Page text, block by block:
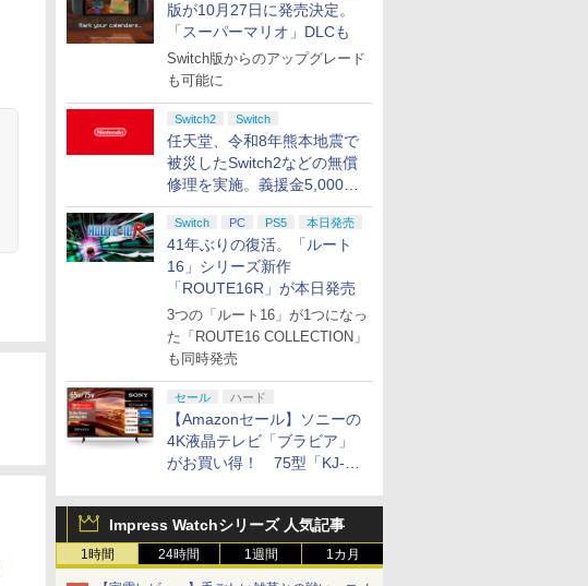
版が10月27日に発売決定。
「スーパーマリオ」DLCも
Switch版からのアップグレード
も可能に
Switch2 Switch
任天堂、令和8年熊本地震で
被災したSwitch2などの無償
修理を実施。義援金5,000万
円の寄付も発表
Switch PC PS5 本日発売
41年ぶりの復活。「ルート
16」シリーズ新作
「ROUTE16R」が本日発売
3つの「ルート16」が1つになっ
た「ROUTE16 COLLECTION」
も同時発売
セール ハード
【Amazonセール】ソニーの
4K液晶テレビ「ブラビア」
がお買い得！ 75型「KJ-
プ
Impress Watchシリーズ 人気記事
1時間 24時間 1週間 1カ月